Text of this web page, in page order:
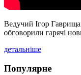
Ведучий Ігор
обговорили гарячі
детальніше
Популярне